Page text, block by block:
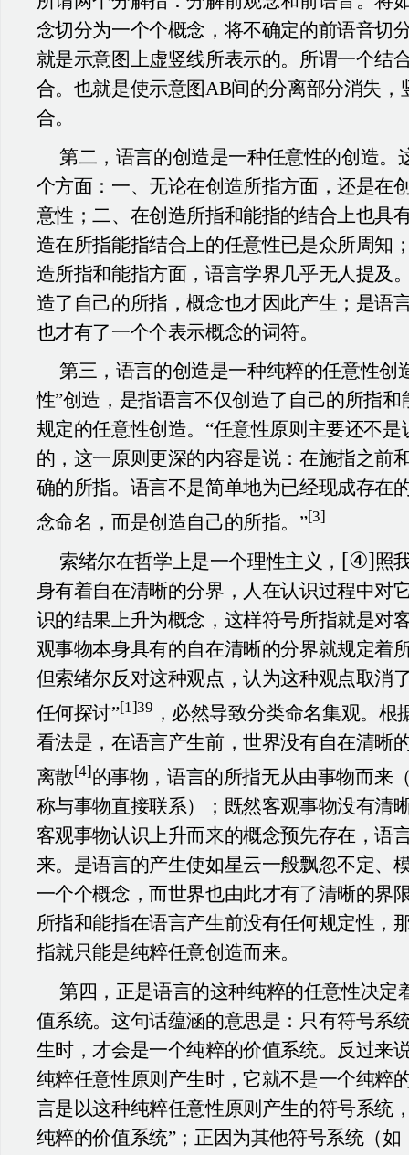
念切分为一个个概念，将不确定的前语音切
就是示意图上虚竖线所表示的。所谓一个结
合。也就是使示意图AB间的分离部分消失，
合。
第二，语言的创造是一种任意性的创造。
个方面：一、无论在创造所指方面，还是在
意性；二、在创造所指和能指的结合上也具
造在所指能指结合上的任意性已是众所周知
造所指和能指方面，语言学界几乎无人提及
造了自己的所指，概念也才因此产生；是语
也才有了一个个表示概念的词符。
第三，语言的创造是一种纯粹的任意性创
性”创造，是指语言不仅创造了自己的所指
规定的任意性创造。“任意性原则主要还不
的，这一原则更深的内容是说：在施指之前
确的所指。语言不是简单地为已经现成存在
念命名，而是创造自己的所指。”[3]
索绪尔在哲学上是一个理性主义， [④] 照
身有着自在清晰的分界，人在认识过程中对
识的结果上升为概念，这样符号所指就是对
观事物本身具有的自在清晰的分界就规定着
但索绪尔反对这种观点，认为这种观点取消
任何探讨”[1]39 ，必然导致分类命名集观。根
看法是，在语言产生前，世界没有自在清晰
离散[4] 的事物，语言的所指无从由事物而来
称与事物直接联系）；既然客观事物没有清
客观事物认识上升而来的概念预先存在，语
来。是语言的产生使如星云一般飘忽不定、
一个个概念，而世界也由此才有了清晰的界
所指和能指在语言产生前没有任何规定性，
指就只能是纯粹任意创造而来。
第四，正是语言的这种纯粹的任意性决定
值系统。这句话蕴涵的意思是：只有符号系
生时，才会是一个纯粹的价值系统。反过来
纯粹任意性原则产生时，它就不是一个纯粹
言是以这种纯粹任意性原则产生的符号系统
纯粹的价值系统”；正因为其他符号系统（